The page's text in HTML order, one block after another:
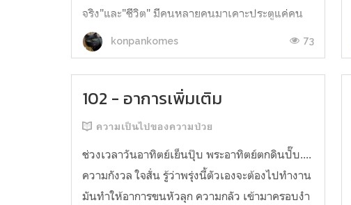
จริง"และ"ชีวิต" มีคนหลายคนมาเคาะประตูแค่คน
เก่ายังลืมไม่ได้เลยจะเอาอะไรไปทำให้คนพวกนั้นมี
ความสุข “At least as I ...
konpankomes 73
102 - อาการเพิ่มเติม
ความเป็นไปของความป่วย
ช่วงเวลาวันอาทิตย์เย็นปุ๊บ พระอาทิตย์ตกดินปั๊บ....
ความกังวล ใจสั่น รู้ว่าพรุ่งนี้ตัวเองจะต้องไปทำงาน
มันทำให้อาการขนหัวลุก ความกลัว เข้ามาครอบงำ